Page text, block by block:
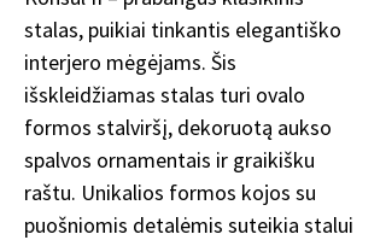
stalas, puikiai tinkantis elegantiško
interjero mėgėjams. Šis
išskleidžiamas stalas turi ovalo
formos stalviršį, dekoruotą aukso
spalvos ornamentais ir graikišku
raštu. Unikalios formos kojos su
puošniomis detalėmis suteikia stalui